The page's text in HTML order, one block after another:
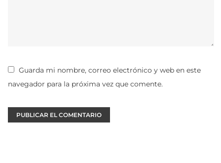
Guarda mi nombre, correo electrónico y web en este
navegador para la próxima vez que comente.